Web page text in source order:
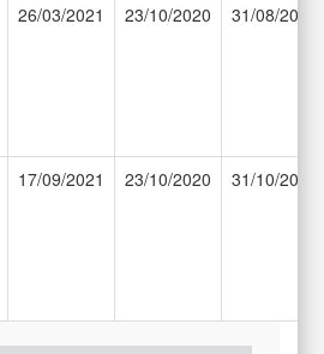
26/03/2021 23/10/2020 31/08/2021
17/09/2021 23/10/2020 31/10/2021